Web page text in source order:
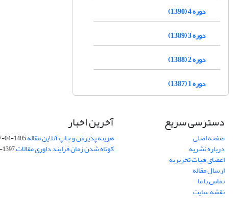
دوره 4 (1390)
دوره 3 (1389)
دوره 2 (1388)
دوره 1 (1387)
دسترسی سریع
صفحه اصلی
درباره نشریه
اعضای هیات تحریریه
ارسال مقاله
تماس با ما
نقشه سایت
آخرین اخبار
هزینه پذیرش و چاپ آنلاین مقاله1405-04-07
کوتاه شدن زمان فرایند داوری مقالات1397-06-05